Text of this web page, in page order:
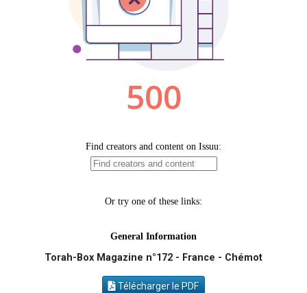
Malgorzata vient de donner son Maasser
Torah-Box Magazine n°172 - France - Chémot
Télécharger le PDF